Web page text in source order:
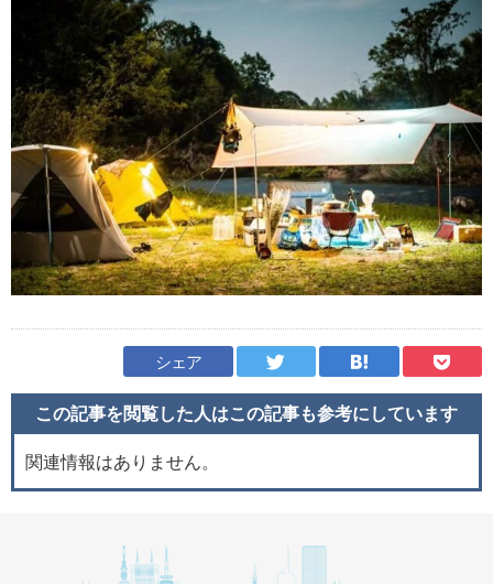
シェア
この記事を閲覧した人はこの記事も参考にしています
関連情報はありません。